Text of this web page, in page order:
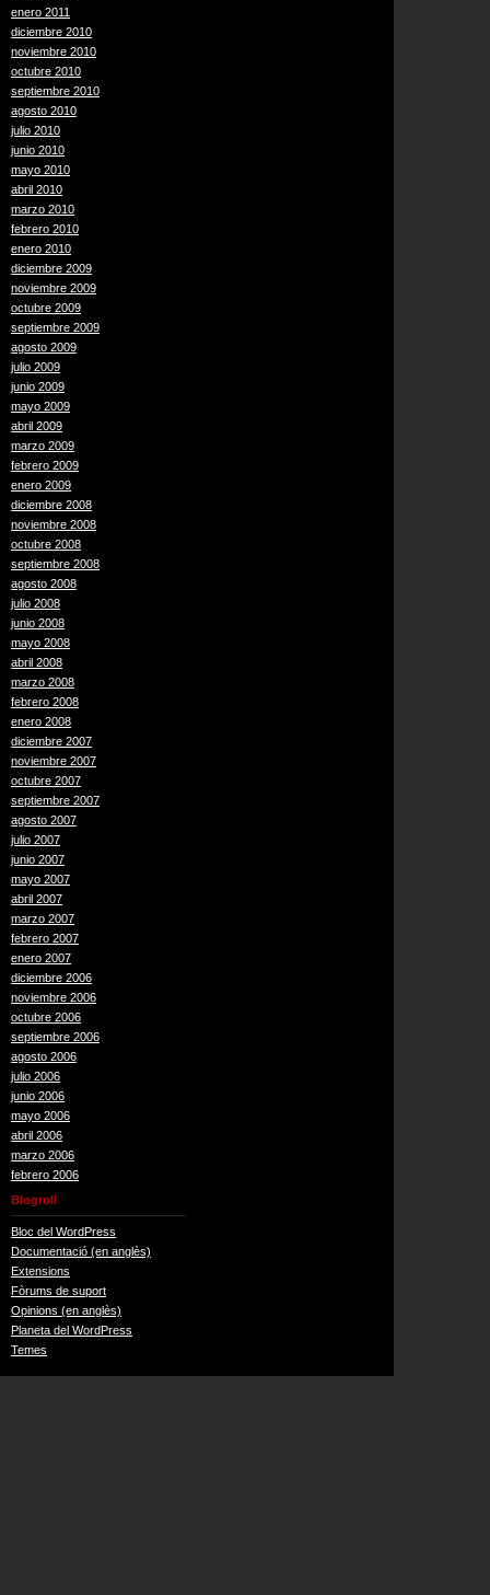
enero 2011
diciembre 2010
noviembre 2010
octubre 2010
septiembre 2010
agosto 2010
julio 2010
junio 2010
mayo 2010
abril 2010
marzo 2010
febrero 2010
enero 2010
diciembre 2009
noviembre 2009
octubre 2009
septiembre 2009
agosto 2009
julio 2009
junio 2009
mayo 2009
abril 2009
marzo 2009
febrero 2009
enero 2009
diciembre 2008
noviembre 2008
octubre 2008
septiembre 2008
agosto 2008
julio 2008
junio 2008
mayo 2008
abril 2008
marzo 2008
febrero 2008
enero 2008
diciembre 2007
noviembre 2007
octubre 2007
septiembre 2007
agosto 2007
julio 2007
junio 2007
mayo 2007
abril 2007
marzo 2007
febrero 2007
enero 2007
diciembre 2006
noviembre 2006
octubre 2006
septiembre 2006
agosto 2006
julio 2006
junio 2006
mayo 2006
abril 2006
marzo 2006
febrero 2006
Blogroll
Bloc del WordPress
Documentació (en anglès)
Extensions
Fòrums de suport
Opinions (en anglès)
Planeta del WordPress
Temes